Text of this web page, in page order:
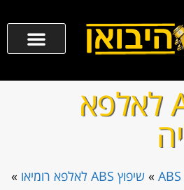
שיפוץ ABS לאלפא
» שיפוץ ABS לאלפא רומיאו
»